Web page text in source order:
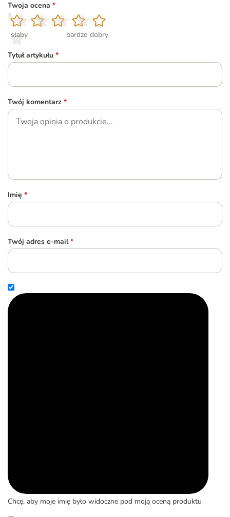
Twoja ocena *
1
słaby
2
3
4
5
bardzo dobry
Tytuł artykułu *
Twój komentarz *
Imię *
Twój adres e-mail *
Chcę, aby moje imię było widoczne pod moją oceną produktu